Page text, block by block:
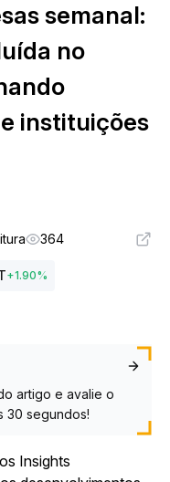
semanal:
no
instituições
364
+1.90%
artigo e avalie o
30 segundos!
Insights